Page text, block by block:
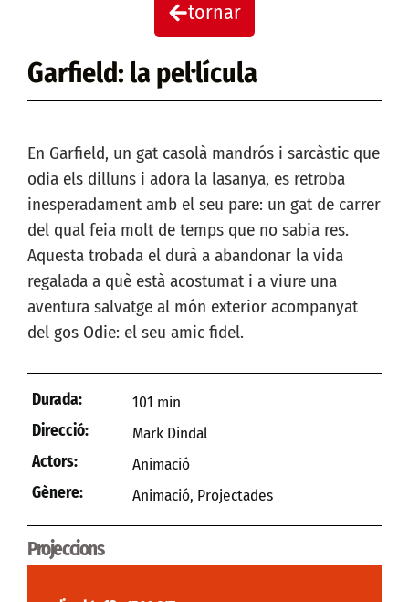
tornar
Garfield: la pel·lícula
En Garfield, un gat casolà mandrós i sarcàstic que
odia els dilluns i adora la lasanya, es retroba
inesperadament amb el seu pare: un gat de carrer
del qual feia molt de temps que no sabia res.
Aquesta trobada el durà a abandonar la vida
regalada a què està acostumat i a viure una
aventura salvatge al món exterior acompanyat
del gos Odie: el seu amic fidel.
Durada:
101 min
Direcció:
Mark Dindal
Actors:
Animació
Gènere:
Animació, Projectades
Projeccions